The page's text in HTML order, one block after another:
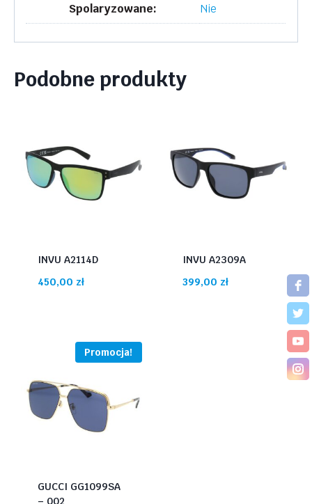
Spolaryzowane:
Nie
Podobne produkty
INVU A2114D
450,00 zł
INVU A2309A
399,00 zł
Promocja!
GUCCI GG1099SA
– 002